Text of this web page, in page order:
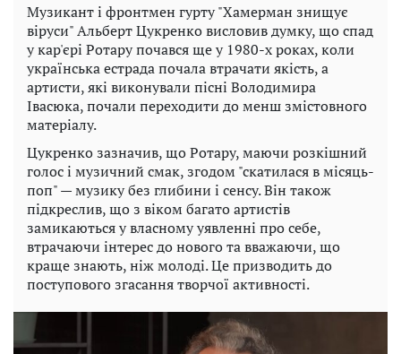
Музикант і фронтмен гурту "Хамерман знищує
віруси" Альберт Цукренко висловив думку, що спад
у кар'єрі Ротару почався ще у 1980-х роках, коли
українська естрада почала втрачати якість, а
артисти, які виконували пісні Володимира
Івасюка, почали переходити до менш змістовного
матеріалу.
Цукренко зазначив, що Ротару, маючи розкішний
голос і музичний смак, згодом "скатилася в місяць-
поп" — музику без глибини і сенсу. Він також
підкреслив, що з віком багато артистів
замикаються у власному уявленні про себе,
втрачаючи інтерес до нового та вважаючи, що
краще знають, ніж молоді. Це призводить до
поступового згасання творчої активності.